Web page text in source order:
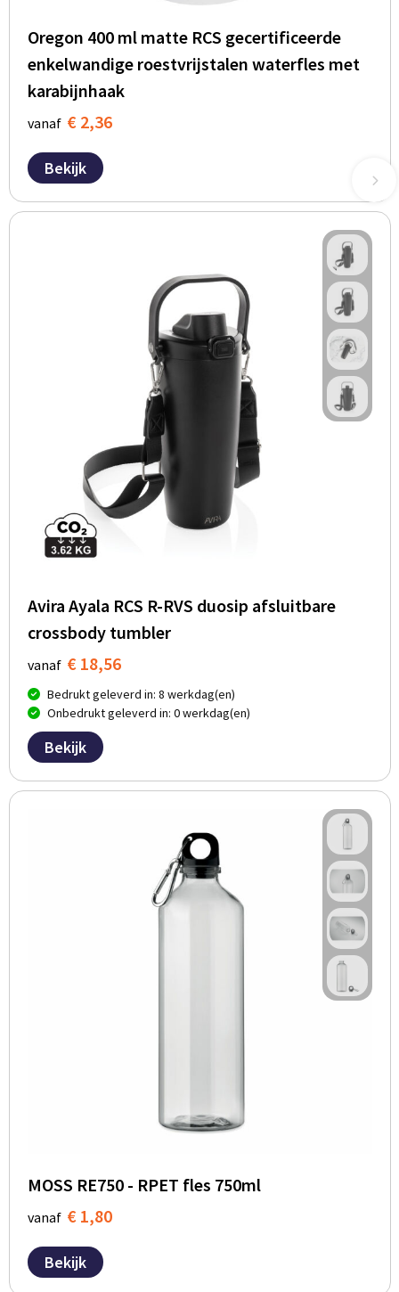
Oregon 400 ml matte RCS gecertificeerde
enkelwandige roestvrijstalen waterfles met
karabijnhaak
vanaf € 2,36
Bekijk
Avira Ayala RCS R-RVS duosip afsluitbare
crossbody tumbler
vanaf € 18,56
Bedrukt geleverd in: 8 werkdag(en)
Onbedrukt geleverd in: 0 werkdag(en)
Bekijk
MOSS RE750 - RPET fles 750ml
vanaf € 1,80
Bekijk